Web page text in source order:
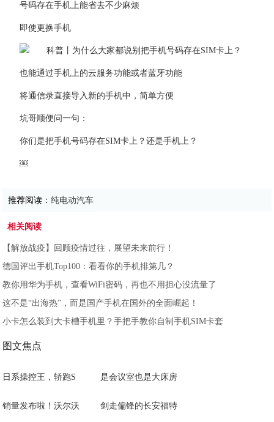
号码存在手机上能省去不少麻烦
即使更换手机
也能通过手机上的云服务功能或者蓝牙功能
将通信录直接导入新的手机中，简单方便
坑哥顺便问一句：
你们是把手机号码存在SIM卡上？还是手机上？
￼
推荐阅读：纯电动汽车
相关阅读
【解放战疫】回顾疫情过往，展望未来前行！
德国评出手机Top100：看看你的手机排第几？
教你用华为手机，查看WiFi密码，再也不用担心没流量了
这不是“出海热”，而是国产手机在国外的全面崛起！
小卡怎么装到大卡槽手机里？手把手教你自制手机SIM卡套
图文焦点
日系操控王，轿跑S 是会议室也是大床房
销量发布啦！沃尔沃 剑走偏锋的长安福特